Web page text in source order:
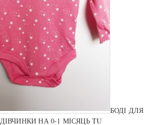
БОДІ ДЛЯ
ДІВЧИНКИ НА 0-1 МІСЯЦЬ TU